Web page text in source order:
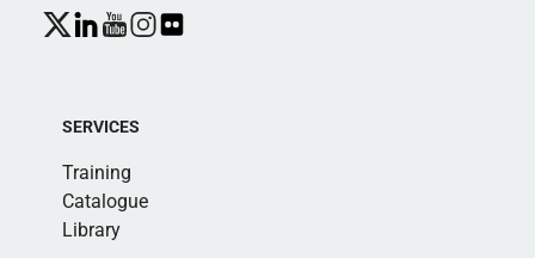
SERVICES
Training
Catalogue
Library